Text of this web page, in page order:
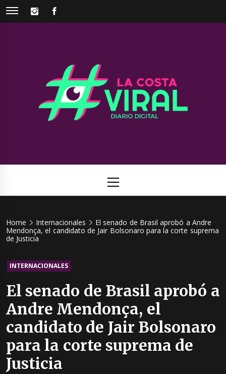
Skip
INSTAGRAM
Viral
Menu
Home Internacionales
El senado de Brasil aprobó a Andre
Mendonça, el candidato de Jair Bolsonaro para la corte suprema
de Justicia
INTERNACIONALES
El senado de Brasil aprobó a
Andre Mendonça, el
candidato de Jair Bolsonaro
para la corte suprema de
Justicia